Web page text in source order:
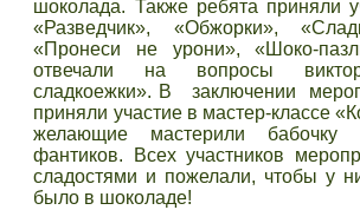
шоколада. Также ребята приняли
«Разведчик», «Обжорки»,
«Пронеси не урони», «Шоко-
отвечали на вопросы
сладкоежки». В заключении
приняли участие в мастер-классе
желающие мастерили бабочку
фантиков. Всех участников
сладостями и пожелали, чтобы у
было в шоколаде!